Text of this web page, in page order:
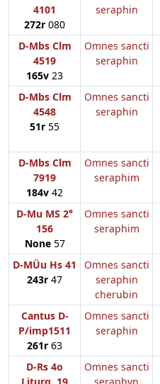
4101
272r 080
seraphin
D-Mbs Clm
4519
165v 23
Omnes sancti
seraphin
D-Mbs Clm
4548
51r 55
Omnes sancti
seraphin
D-Mbs Clm
7919
184v 42
Omnes sancti
seraphim
D-Mu MS 2°
156
None57
Omnes sancti
seraphim
D-MÜu Hs 41
243r 47
Omnes sancti
seraphin
cherubin
Cantus D-
P/imp1511
261r 63
Omnes sancti
seraphin
D-Rs 4o
Omnes sancti